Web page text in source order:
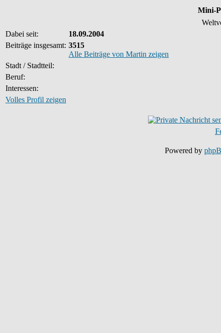
Mini-
Dabei seit:
18.09.2004
Beiträge insgesamt: 3515
Alle Beiträge von Martin zeigen
Stadt / Stadtteil:
Beruf:
Interessen:
Volles Profil zeigen
Powered by